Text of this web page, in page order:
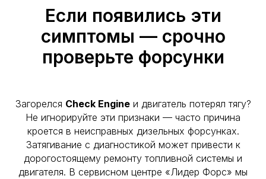
Если появились эти
симптомы — срочно
проверьте форсунки
Загорелся Check Engineи двигатель потерял тягу?
Не игнорируйте эти признаки — часто причина
кроется в неисправных дизельных форсунках.
Затягивание с диагностикой может привести к
дорогостоящему ремонту топливной системы и
двигателя. В сервисном центре «Лидер Форс» мы